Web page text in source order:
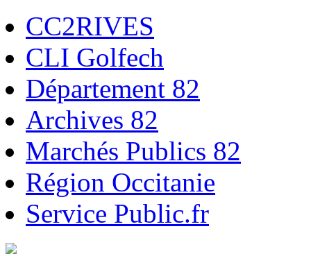
CC2RIVES
CLI Golfech
Département 82
Archives 82
Marchés Publics 82
Région Occitanie
Service Public.fr